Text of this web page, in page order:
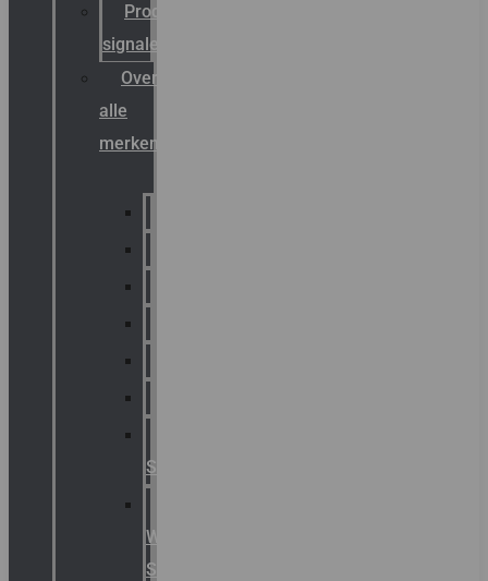
Productcatalogus
signalering
Overzicht
alle
merken
Signaling
Warning
Signals